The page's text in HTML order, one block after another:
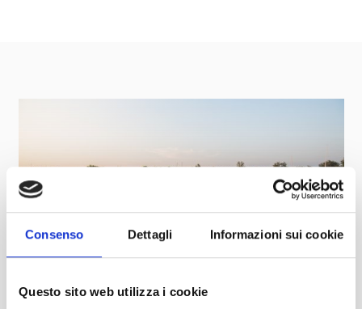
Consenso Dettagli Informazioni sui cookie
Questo sito web utilizza i cookie
JACHTHÄFEN
ERFAHRE MEHR